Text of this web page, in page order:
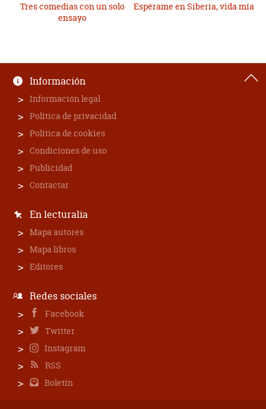
Tres comedias con un solo
ensayo
Espérame en Siberia, vida mía
Información
Información legal
Política de privacidad
Política de cookies
Condiciones de uso
Publicidad
Contactar
En lecturalia
Mapa autores
Mapa libros
Editores
Redes sociales
Facebook
Twitter
Instagram
RSS
Boletín